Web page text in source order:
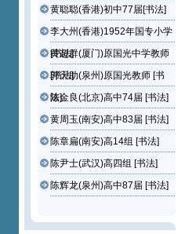
黄聪聪(香港)初中77届[书法]
李大州(香港)1952年国专小学
[书法]
黄超群(厦门)原国光中学教师
[书法]
郭天助(泉州)原国光教师 [书
法]
陈金良(北京)高中74届 [书法]
黄周玉(南安)高中83届 [书法]
陈章扁(南安)高14组 [书法]
陈尹士(武汉)高四组 [书法]
陈辉龙(泉州)高中87届 [书法]